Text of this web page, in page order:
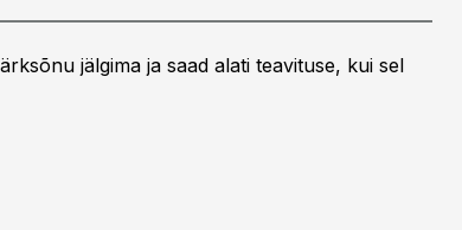
jälgima ja saad alati teavituse, kui sel